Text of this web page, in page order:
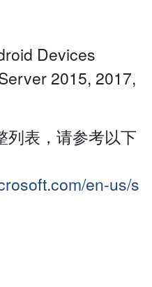
Devices
2015, 2017,
列表，请参考以下
en-us/s